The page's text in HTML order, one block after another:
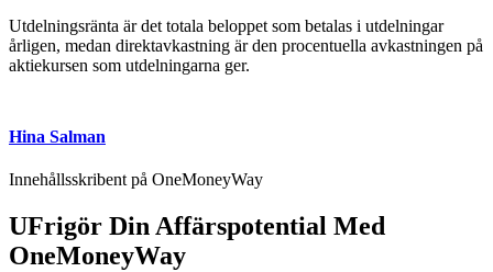
Utdelningsränta är det totala beloppet som betalas i utdelningar
årligen, medan direktavkastning är den procentuella avkastningen på
aktiekursen som utdelningarna ger.
Hina Salman
Innehållsskribent på OneMoneyWay
UFrigör Din Affärspotential Med
OneMoneyWay